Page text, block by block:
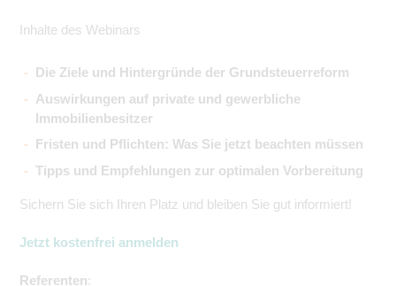
Inhalte des Webinars
Die Ziele und Hintergründe der Grundsteuerreform
Auswirkungen auf private und gewerbliche
Immobilienbesitzer
Fristen und Pflichten: Was Sie jetzt beachten müssen
Tipps und Empfehlungen zur optimalen Vorbereitung
Sichern Sie sich Ihren Platz und bleiben Sie gut informiert!
Jetzt kostenfrei anmelden
Referenten: